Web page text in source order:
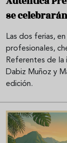
se
Las dos ferias,
profesionales,
Referentes de la
Dabiz Muñoz y
edición.